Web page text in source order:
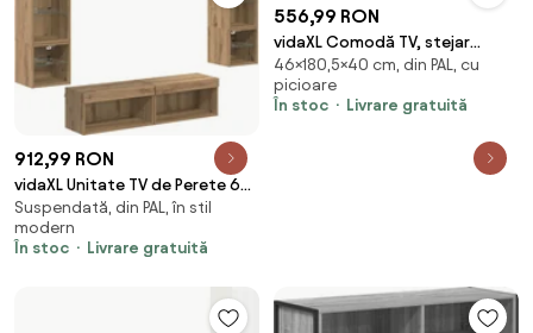
912,99 RON
vidaXL Unitate TV de Perete 6
pcs Stejar Artizanal Lemn
compozit
Suspendată, din PAL, în stil
modern
În stoc
Livrare gratuită
556,99 RON
vidaXL Comodă TV, stejar
fumuriu, 180,5x40x46 cm, lemn
prelucrat
46×180,5×40 cm, din PAL, cu
picioare
În stoc
Livrare gratuită